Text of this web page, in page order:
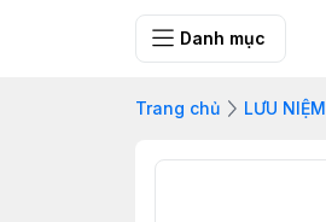
Danh mục
Trang chủ LƯU NIỆM